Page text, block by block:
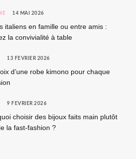
14 MAI 2026
italiens en famille ou entre amis :
la convivialité à table
13 FÉVRIER 2026
d’une robe kimono pour chaque
9 FÉVRIER 2026
choisir des bijoux faits main plutôt
la fast-fashion ?